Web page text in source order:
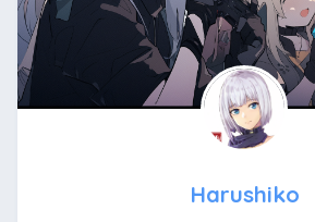
Harushiko